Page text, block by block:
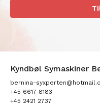
Kyndbøl Symaskiner
bernina-
+45 6617 8183
+45 2421 2737